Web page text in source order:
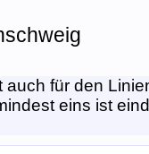
auch für den
eins ist